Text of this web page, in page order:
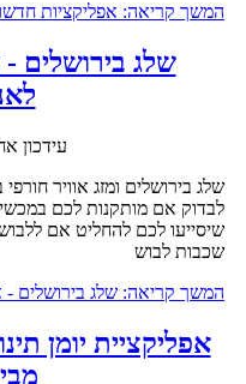
המשך קריאה: אפליקציות
שלג בירושלים -
עידכון אחרון ב-
שלג בירושלים ומזג אוויר
לבדוק אם מותקנות לכם
שיסייעו לכם להחליט אם
שכבות לבוש
המשך קריאה: שלג בירושלים -
אפליקציית יומן